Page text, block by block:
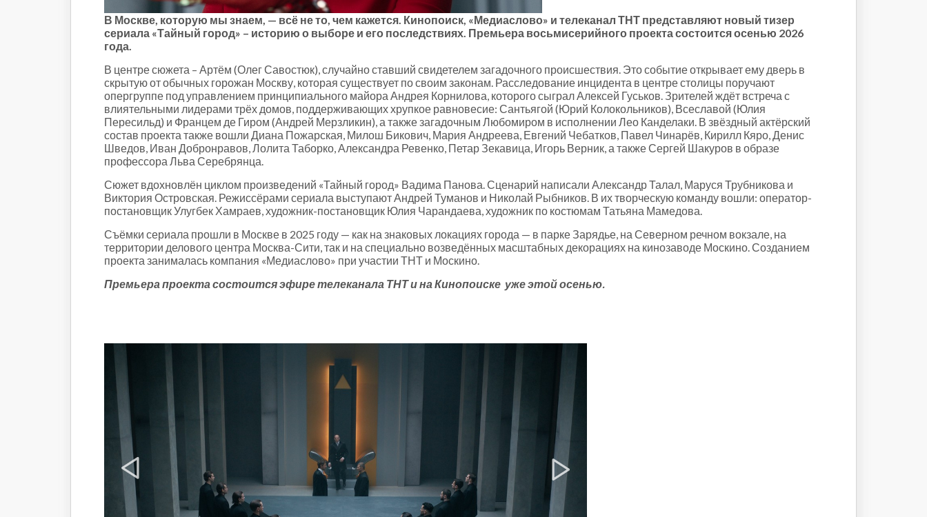
среда
Объясняем
Духовность
Паводок-2021
Антифейк
Паводок-2022
Выборы-2022
В Москве, которую мы знаем, — всё не то, чем кажется. Кинопоиск, «Медиаслово» и телеканал ТНТ представляют новый тизер
сериала «Тайный город» – историю о выборе и его последствиях. Премьера восьмисерийного проекта состоится осенью 2026
года.
В центре сюжета – Артём (Олег Савостюк), случайно ставший свидетелем загадочного происшествия. Это событие открывает ему дверь в
скрытую от обычных горожан Москву, которая существует по своим законам. Расследование инцидента в центре столицы поручают
опергруппе под управлением принципиального майора Андрея Корнилова, которого сыграл Алексей Гуськов. Зрителей ждёт встреча с
влиятельными лидерами трёх домов, поддерживающих хрупкое равновесие: Сантьягой (Юрий Колокольников), Всеславой (Юлия
Пересильд) и Францем де Гиром (Андрей Мерзликин), а также загадочным Любомиром в исполнении Лео Канделаки. В звёздный актёрский
состав проекта также вошли Диана Пожарская, Милош Бикович, Мария Андреева, Евгений Чебатков, Павел Чинарёв, Кирилл Кяро, Денис
Шведов, Иван Добронравов, Лолита Таборко, Александра Ревенко, Петар Зекавица, Игорь Верник, а также Сергей Шакуров в образе
профессора Льва Серебрянца.
Сюжет вдохновлён циклом произведений «Тайный город» Вадима Панова. Сценарий написали Александр Талал, Маруся Трубникова и
Виктория Островская. Режиссёрами сериала выступают Андрей Туманов и Николай Рыбников. В их творческую команду вошли: оператор-
постановщик Улугбек Хамраев, художник-постановщик Юлия Чарандаева, художник по костюмам Татьяна Мамедова.
Съёмки сериала прошли в Москве в 2025 году — как на знаковых локациях города — в парке Зарядье, на Северном речном вокзале, на
территории делового центра Москва-Сити, так и на специально возведённых масштабных декорациях на кинозаводе Москино. Созданием
проекта занималась компания «Медиаслово» при участии ТНТ и Москино.
Премьера проекта состоится эфире телеканала ТНТ и на Кинопоиске уже этой осенью.